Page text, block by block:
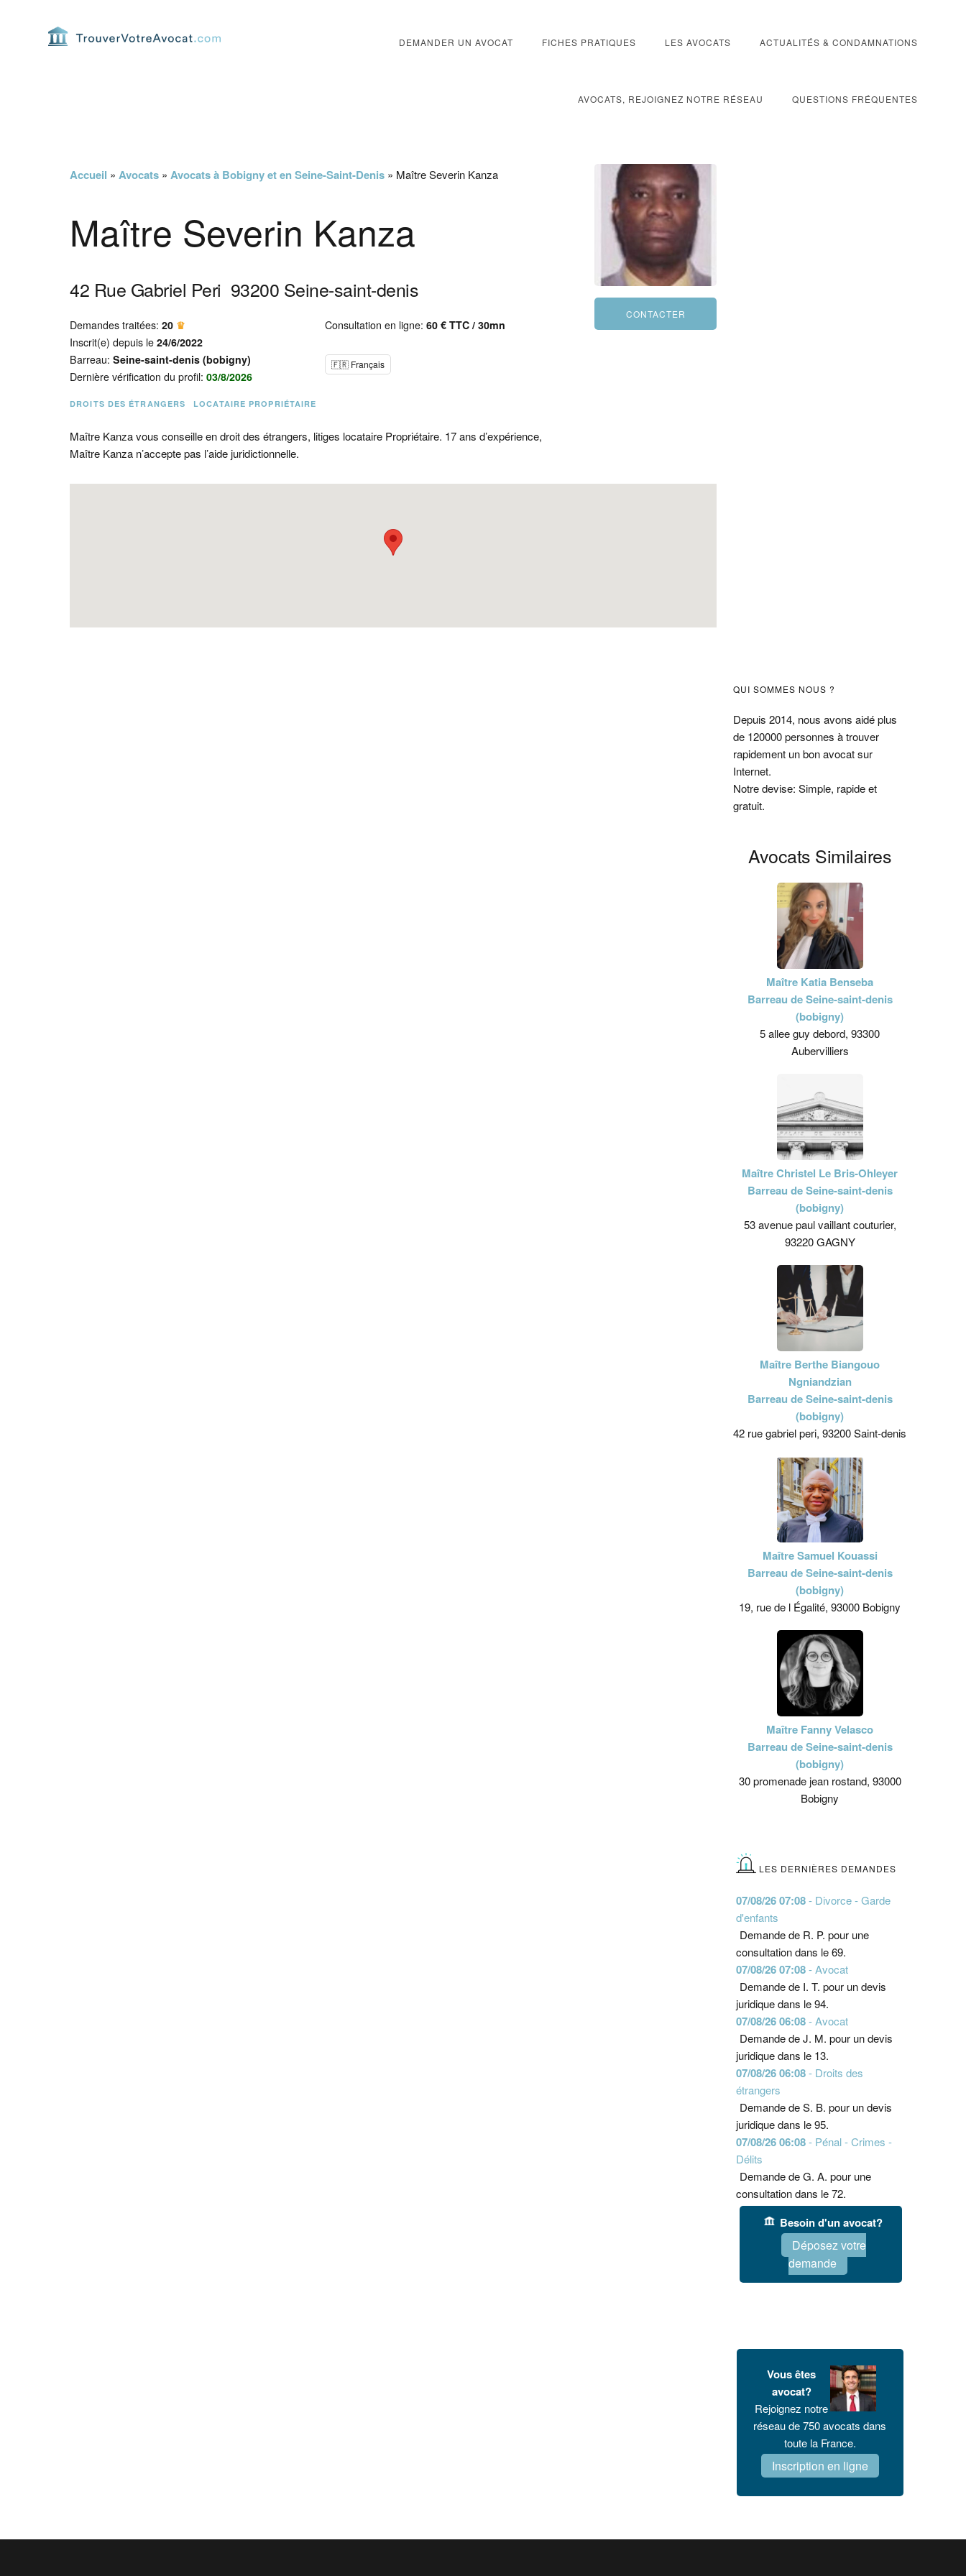
DEMANDER UN AVOCAT FICHES PRATIQUES LES AVOCATS ACTUALITÉS & CONDAMNATIONS
AVOCATS, REJOIGNEZ NOTRE RÉSEAU QUESTIONS FRÉQUENTES
Accueil » Avocats » Avocats à Bobigny et en Seine-Saint-Denis » Maître Severin Kanza
Maître Severin Kanza
42 Rue Gabriel Peri 93200 Seine-saint-denis
Demandes traitées:20 ♛
Inscrit(e) depuis le24/6/2022
Barreau:Seine-saint-denis (bobigny)
Dernière vérification du profil:03/8/2026
Consultation en ligne:60 € TTC / 30mn
🇫🇷 Français
DROITS DES ÉTRANGERS LOCATAIRE PROPRIÉTAIRE
Maître Kanza vous conseille en droit des étrangers, litiges locataire Propriétaire. 17 ans d’expérience,
Maître Kanza n’accepte pas l’aide juridictionnelle.
Barre
latérale
principale
QUI SOMMES NOUS ?
Depuis 2014, nous avons aidé plus
de 120000 personnes à trouver
rapidement un bon avocat sur
Internet.
Notre devise: Simple, rapide et
gratuit.
Avocats Similaires
Maître Katia Benseba
Barreau de Seine-saint-denis
(bobigny)
5 allee guy debord, 93300
Aubervilliers
Maître Christel Le Bris-Ohleyer
Barreau de Seine-saint-denis
(bobigny)
53 avenue paul vaillant couturier,
93220 GAGNY
Maître Berthe Biangouo
Ngniandzian
Barreau de Seine-saint-denis
(bobigny)
42 rue gabriel peri, 93200 Saint-denis
Maître Samuel Kouassi
Barreau de Seine-saint-denis
(bobigny)
19, rue de l Égalité, 93000 Bobigny
Maître Fanny Velasco
Barreau de Seine-saint-denis
(bobigny)
30 promenade jean rostand, 93000
Bobigny
LES DERNIÈRES DEMANDES
07/08/26 07:08- Divorce - Garde
d'enfants
Demande de R. P. pour une
consultation dans le 69.
07/08/26 07:08- Avocat
Demande de I. T. pour un devis
juridique dans le 94.
07/08/26 06:08- Avocat
Demande de J. M. pour un devis
juridique dans le 13.
07/08/26 06:08- Droits des
étrangers
Demande de S. B. pour un devis
juridique dans le 95.
07/08/26 06:08- Pénal - Crimes -
Délits
Demande de G. A. pour une
consultation dans le 72.
Besoin d'un avocat?
Déposez votre
demande
Vous êtes
avocat?
Rejoignez notre
réseau de 750 avocats dans
toute la France.
Inscription en ligne